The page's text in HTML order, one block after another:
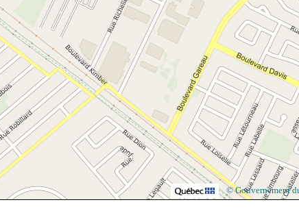
© Gouvernement